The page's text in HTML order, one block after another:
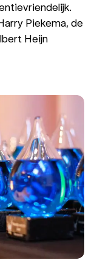
Piekema, de
Heijn